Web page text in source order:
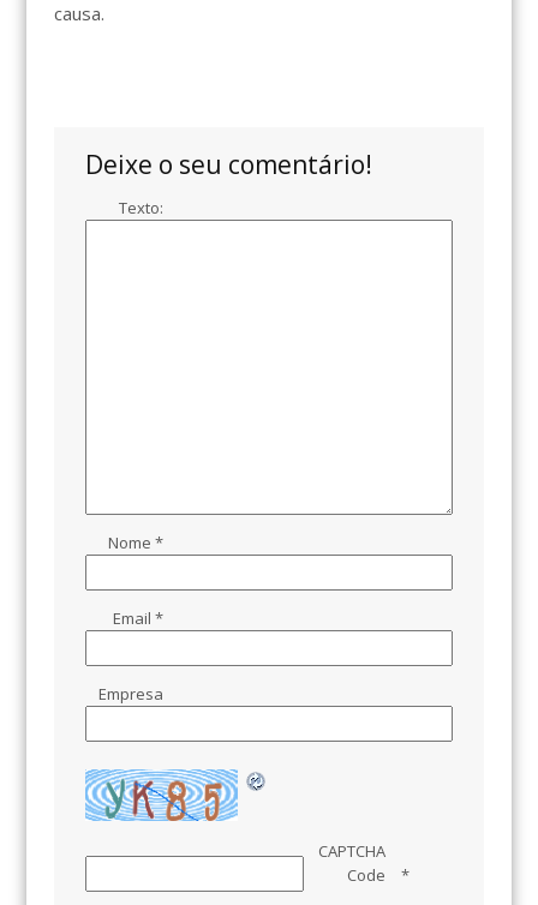
causa.
Deixe o seu comentário!
Texto:
Nome *
Email *
Empresa
CAPTCHA
Code
*